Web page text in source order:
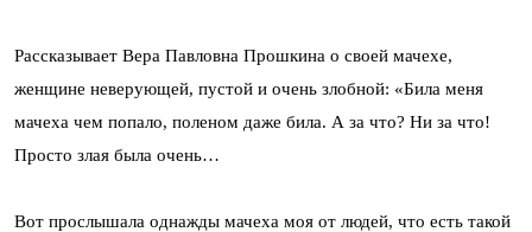
Рассказывает Вера Павловна Прошкина о своей мачехе,
женщине неверующей, пустой и очень злобной: «Била меня
мачеха чем попало, поленом даже била. А за что? Ни за что!
Просто злая была очень…
Вот прослышала однажды мачеха моя от людей, что есть такой